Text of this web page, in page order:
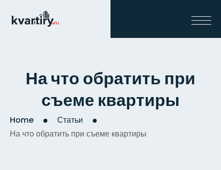
На что обратить при
съеме квартиры
Home
Статьи
На что обратить при съеме квартиры